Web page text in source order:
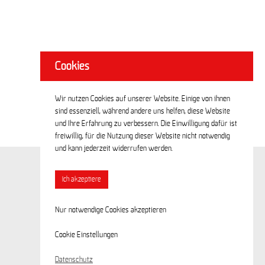
Cookies
Wir nutzen Cookies auf unserer Website. Einige von ihnen
sind essenziell, während andere uns helfen, diese Website
und Ihre Erfahrung zu verbessern. Die Einwilligung dafür ist
freiwillig, für die Nutzung dieser Website nicht notwendig
und kann jederzeit widerrufen werden.
Ich akzeptiere
Nur notwendige Cookies akzeptieren
Cookie Einstellungen
Datenschutz